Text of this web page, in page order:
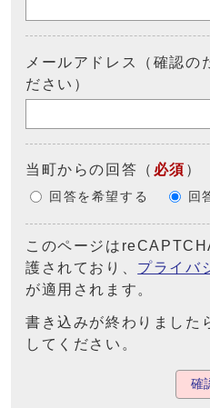
メールアドレス（確認の
ださい）
当町からの回答 （ 必須 ）
回答を希望する 回
このページは
護されており、 プライバ
が適用されます。
書き込みが終わりました
してください。
確